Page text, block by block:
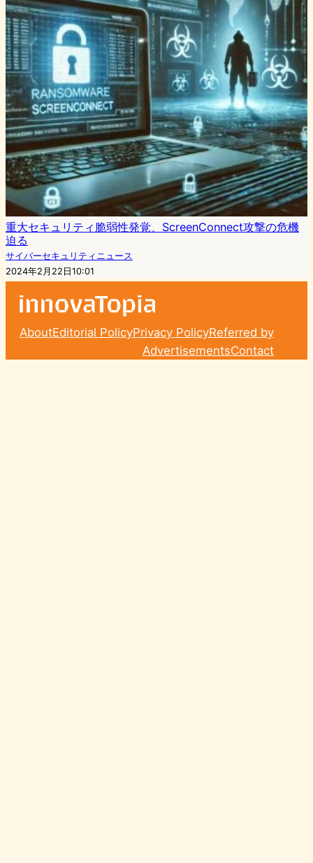
重大セキュリティ脆弱性発覚、ScreenConnect攻撃の危機
迫る
サイバーセキュリティニュース
2024年2月22日10:01
AboutEditorial PolicyPrivacy PolicyReferred by
AdvertisementsContact